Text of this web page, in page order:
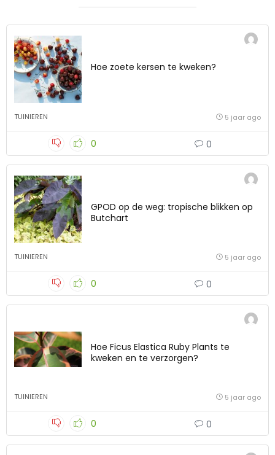
Hoe zoete kersen te kweken?
TUINIEREN 5 jaar ago
0 0
GPOD op de weg: tropische blikken op
Butchart
TUINIEREN 5 jaar ago
0 0
Hoe Ficus Elastica Ruby Plants te
kweken en te verzorgen?
TUINIEREN 5 jaar ago
0 0